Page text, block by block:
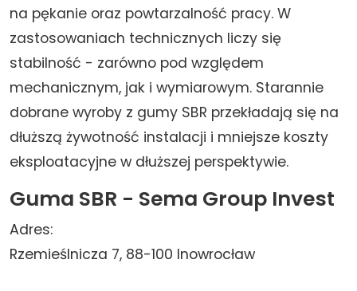
na pękanie oraz powtarzalność pracy. W
zastosowaniach technicznych liczy się
stabilność - zarówno pod względem
mechanicznym, jak i wymiarowym. Starannie
dobrane wyroby z gumy SBR przekładają się na
dłuższą żywotność instalacji i mniejsze koszty
eksploatacyjne w dłuższej perspektywie.
Guma SBR - Sema Group Invest
Adres:
Rzemieślnicza 7, 88-100 Inowrocław